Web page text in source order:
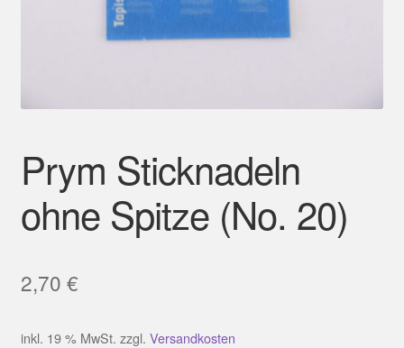
Prym Sticknadeln
ohne Spitze (No. 20)
2,70 €
inkl. 19 % MwSt. zzgl. Versandkosten